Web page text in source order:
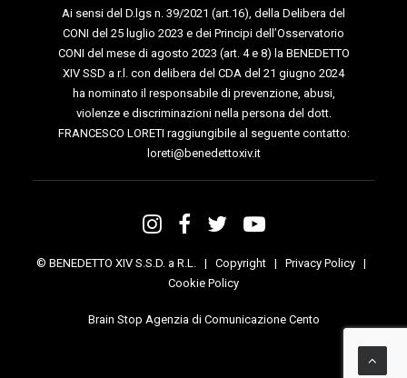
Ai sensi del D.lgs n. 39/2021 (art.16), della Delibera del
CONI del 25 luglio 2023 e dei Principi dell’Osservatorio
CONI del mese di agosto 2023 (art. 4 e 8) la BENEDETTO
XIV SSD a r.l. con delibera del CDA del 21 giugno 2024
ha nominato il responsabile di prevenzione, abusi,
violenze e discriminazioni nella persona del dott.
FRANCESCO LORETI raggiungibile al seguente contatto:
loreti@benedettoxiv.it
© BENEDETTO XIV S.S.D. a R.L. | Copyright| Privacy Policy|
Cookie Policy
Brain Stop Agenzia di Comunicazione Cento